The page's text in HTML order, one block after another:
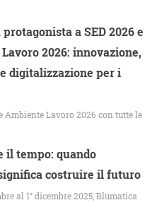
a SED 2026 e
2026: innovazione,
digitalizzazione per i
Ambiente Lavoro 2026 con tutte le
il tempo: quando
costruire il futuro
al 1° dicembre 2025, Blumatica